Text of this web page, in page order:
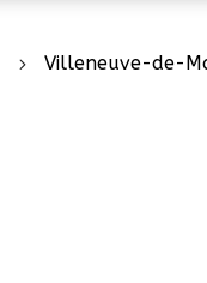
5 Villeneuve-de-